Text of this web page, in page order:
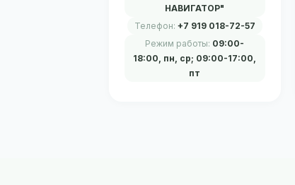
НАВИГАТОР"
Телефон: +7 919 018-72-57
Режим работы: 09:00-
18:00, пн, ср; 09:00-17:00,
пт